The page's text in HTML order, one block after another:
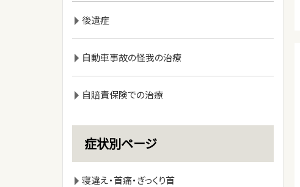
後遺症
自動車事故の怪我の治療
自賠責保険での治療
症状別ページ
寝違え・首痛・ぎっくり首